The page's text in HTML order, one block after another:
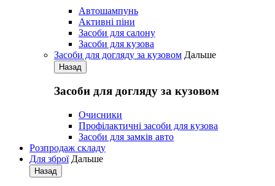
Автошампунь
Активнi пiни
Засоби для салону
Засоби для кузова
Засоби для догляду за кузовом Дальше
Назад
Засоби для догляду за кузовом
Очисники
Профілактичні засоби для кузова
Засоби для замків авто
Розпродаж складу
Для зброї Дальше
Назад